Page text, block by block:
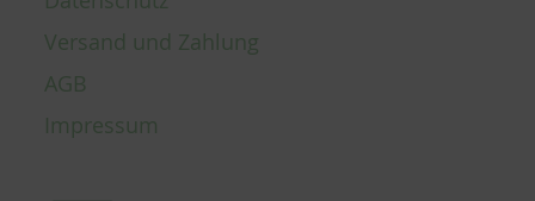
Versand und Zahlung
AGB
Impressum